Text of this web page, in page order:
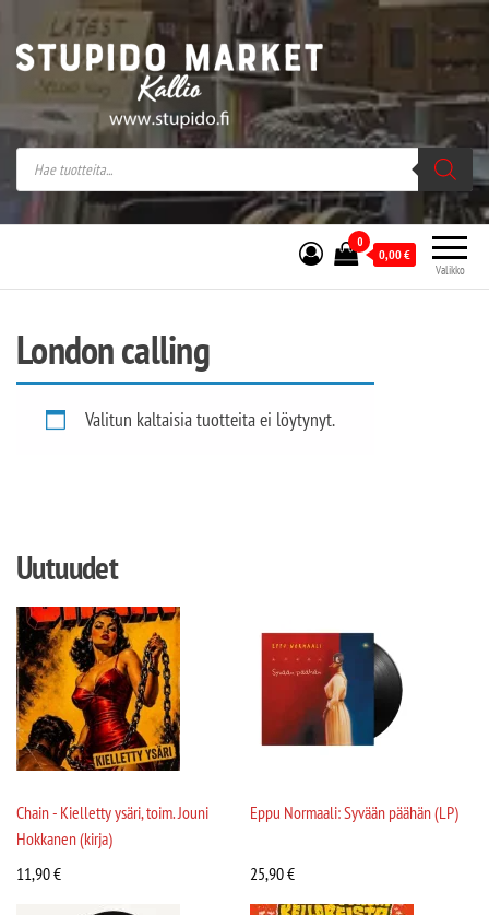
Stupido Market – verkossa ja kivijalassa
Stupido Market on vaihtoehtomusaan
erikoistunut verkko- sekä
kivijalkakauppa Helsingissä Kallion
sydämessä.
Valikko
0
0,00€
London calling
Valitun kaltaisia tuotteita ei löytynyt.
Uutuudet
Chain - Kielletty ysäri, toim. Jouni
Hokkanen (kirja)
11,90€
Eppu Normaali: Syvään päähän (LP)
25,90€